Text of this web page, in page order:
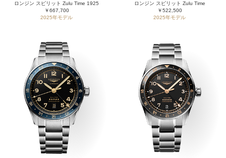
ロンジン スピリット Zulu Time 1925
￥667,700
2025年モデル
ロンジン スピリット Zulu Time
￥522,500
2025年モデル